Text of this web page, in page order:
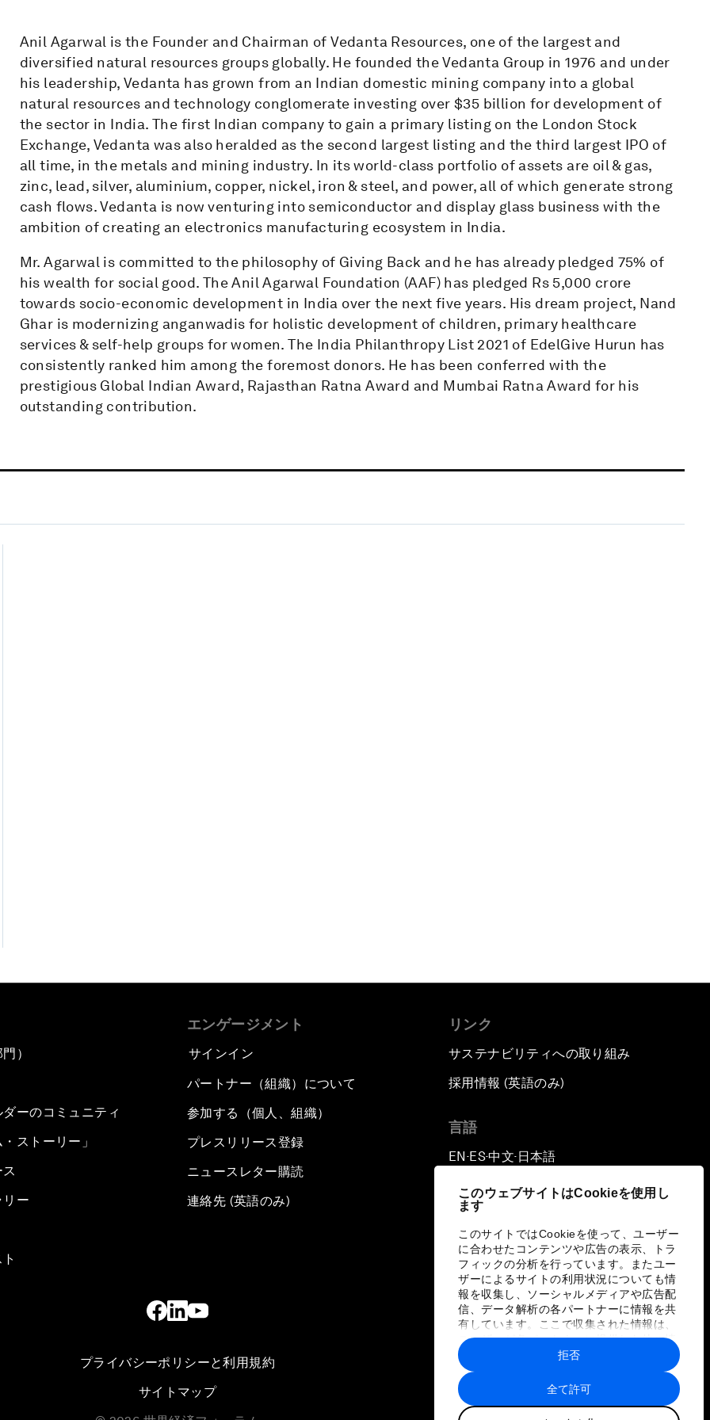
このウェブサイトはCookieを使用し
ます
このサイトではCookieを使って、ユーザー
に合わせたコンテンツや広告の表示、トラ
フィックの分析を行っています。またユー
ザーによるサイトの利用状況についても情
報を収集し、ソーシャルメディアや広告配
信、データ解析の各パートナーに情報を共
有しています。ここで収集された情報は、
ユーザーが各パートナーに提供した他の情
報や各パートナーのサービスを使用した際
に収集された情報と組み合わされ、各パー
トナーによって使用されることがありま
す。
全て許可
拒否
Anil Agarwal is the Founder and Chairman of Vedanta Resources, one of the largest and
diversified natural resources groups globally. He founded the Vedanta Group in 1976 and under
his leadership, Vedanta has grown from an Indian domestic mining company into a global
natural resources and technology conglomerate investing over $35 billion for development of
the sector in India. The first Indian company to gain a primary listing on the London Stock
Exchange, Vedanta was also heralded as the second largest listing and the third largest IPO of
all time, in the metals and mining industry. In its world-class portfolio of assets are oil & gas,
zinc, lead, silver, aluminium, copper, nickel, iron & steel, and power, all of which generate strong
cash flows. Vedanta is now venturing into semiconductor and display glass business with the
ambition of creating an electronics manufacturing ecosystem in India.
Mr. Agarwal is committed to the philosophy of Giving Back and he has already pledged 75% of
his wealth for social good. The Anil Agarwal Foundation (AAF) has pledged Rs 5,000 crore
towards socio-economic development in India over the next five years. His dream project, Nand
Ghar is modernizing anganwadis for holistic development of children, primary healthcare
services & self-help groups for women. The India Philanthropy List 2021 of EdelGive Hurun has
consistently ranked him among the foremost donors. He has been conferred with the
prestigious Global Indian Award, Rajasthan Ratna Award and Mumbai Ratna Award for his
outstanding contribution.
）
ーのコミュニティ
ストーリー」
ー
エンゲージメント
サインイン
パートナー（組織）について
参加する（個人、組織）
プレスリリース登録
ニュースレター購読
連絡先 (英語のみ)
リンク
サステナビリティへの取り組み
採用情報 (英語のみ)
言語
EN ▪ ES▪中文▪ 日本語
プライバシーポリシーと利用規約
サイトマップ